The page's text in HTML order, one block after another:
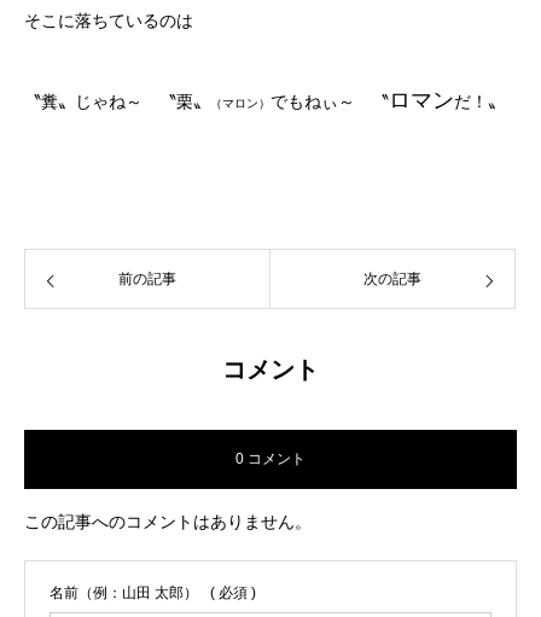
そこに落ちているのは
〝糞〟じゃね～ 〝栗〟 （マロン） でもねぃ～ 〝ロマンだ！〟
前の記事 次の記事
コメント
0 コメント
この記事へのコメントはありません。
名前（例：山田 太郎） ( 必須 )